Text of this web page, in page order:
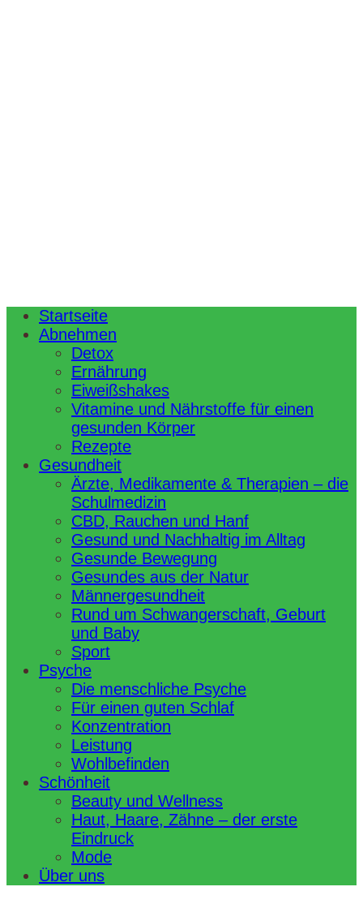
Startseite
Abnehmen
Detox
Ernährung
Eiweißshakes
Vitamine und Nährstoffe für einen
gesunden Körper
Rezepte
Gesundheit
Ärzte, Medikamente & Therapien – die
Schulmedizin
CBD, Rauchen und Hanf
Gesund und Nachhaltig im Alltag
Gesunde Bewegung
Gesundes aus der Natur
Männergesundheit
Rund um Schwangerschaft, Geburt
und Baby
Sport
Psyche
Die menschliche Psyche
Für einen guten Schlaf
Konzentration
Leistung
Wohlbefinden
Schönheit
Beauty und Wellness
Haut, Haare, Zähne – der erste
Eindruck
Mode
Über uns